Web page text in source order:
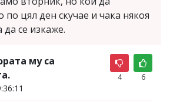
по цял ден скучае и чака някоя
да се изкаже.
му са
4 6